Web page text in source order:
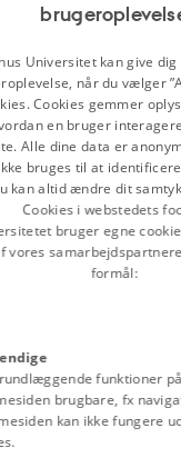
havde hovedsæde i
afdelinger rundtomkring i
omkring den
der fungerede som
valgte et repræsentantskab,
var repræsenteret efter
den forsamling, der tog
og foreningens
valgtes en bestyrelse,
med ni
selskabet og i en
Dansk Folkeblad
organ var medlemsbladet
hver uge. Via
meddele
Universitet kan give
når du vælger
Cookies gemmer
en bruger
Alle dine data er
bruges til at
kan altid ændre dit
Cookies i webstedets
bruger egne
vores
formål:
funktioner på
brugbare, fx
kan ikke fungere